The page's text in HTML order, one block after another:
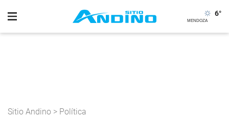
6°
Sitio Andino > Política